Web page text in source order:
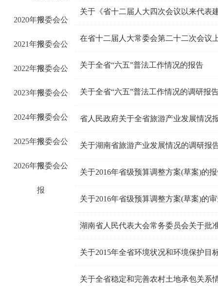
报
2020年常委会公
报
2021年常委会公
报
2022年常委会公
报
2023年常委会公
报
2024年常委会公
报
2025年常委会公
报
2026年常委会公
报
在省十二届人大常委会第二十二次会议
关于全省“六五”普法工作情况的报告
关于全省“六五”普法工作情况的调研报
省人民政府关于全省旅游产业发展情况
关于湖南省旅游产业发展情况的调研报
关于2016年省级预算调整方案(草案)的
关于2016年省级预算调整方案(草案)的
湖南省人民代表大会常务委员会关于批
关于全省稳定和完善农村土地承包关系